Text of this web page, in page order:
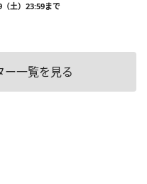
土）23:59まで
ー一覧を見る